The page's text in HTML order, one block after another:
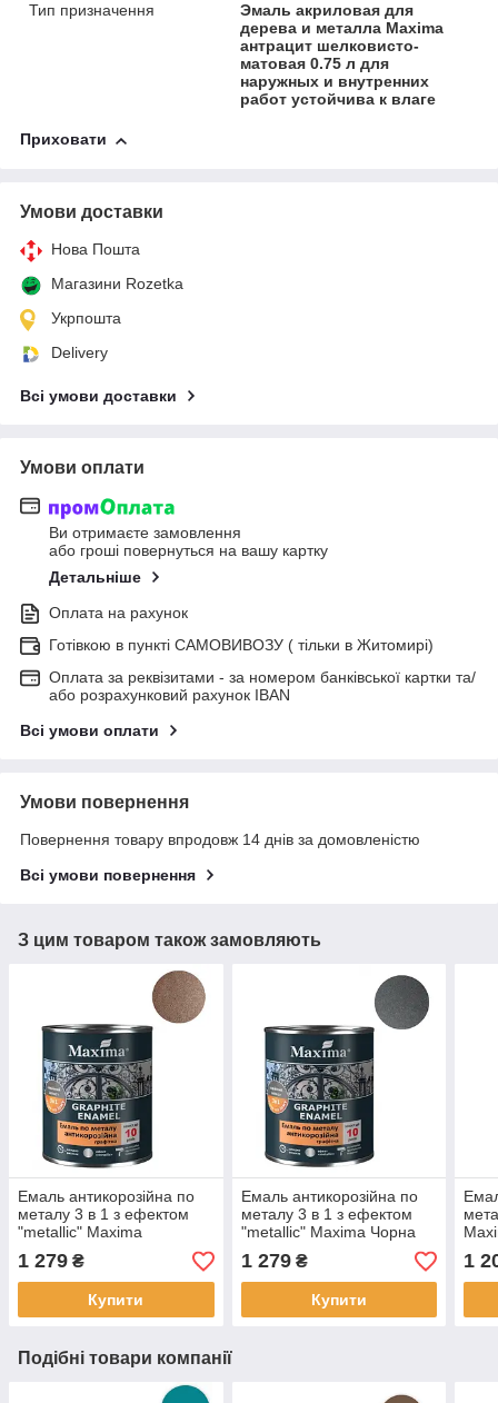
Тип призначення
Эмаль акриловая для
дерева и металла Maxima
антрацит шелковисто-
матовая 0.75 л для
наружных и внутренних
работ устойчива к влаге
Приховати
Умови доставки
Нова Пошта
Магазини Rozetka
Укрпошта
Delivery
Всі умови доставки
Умови оплати
Ви отримаєте замовлення
або гроші повернуться на вашу картку
Детальніше
Оплата на рахунок
Готівкою в пункті САМОВИВОЗУ ( тільки в Житомирі)
Оплата за реквізитами - за номером банківської картки та/
або розрахунковий рахунок IBAN
Всі умови оплати
Умови повернення
Повернення товару впродовж 14 днів за домовленістю
Всі умови повернення
З цим товаром також замовляють
Емаль антикорозійна по
металу 3 в 1 з ефектом
"metallic" Maxima
Коричнева 2.3кг текстура
мерехтіння маскує та
вирівнює нерівності
1 279 ₴
Купити
Емаль антикорозійна по
металу 3 в 1 з ефектом
"metallic" Maxima Чорна
2.3кг текстура мерехтіння
маскує та вирівнює
нерівності
1 279₴
Купити
1
Подібні товари компанії